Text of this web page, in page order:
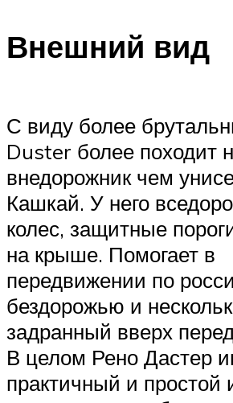
Внешний вид
С виду более
Duster более походит
внедорожник чем
Кашкай. У него
колес, защитные
на крыше. Помогает в
передвижении по
бездорожью и
задранный вверх
В целом Рено Дастер
практичный и простой